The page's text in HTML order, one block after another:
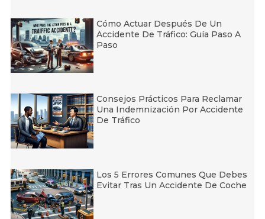
Cómo Actuar Después De Un
Accidente De Tráfico: Guía Paso A
Paso
Consejos Prácticos Para Reclamar
Una Indemnización Por Accidente
De Tráfico
Los 5 Errores Comunes Que Debes
Evitar Tras Un Accidente De Coche